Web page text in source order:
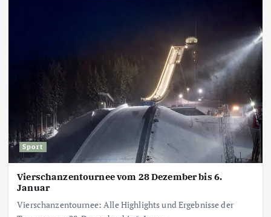
Sport
Vierschanzentournee vom 28 Dezember bis 6.
Januar
Vierschanzentournee: Alle Highlights und Ergebnisse der